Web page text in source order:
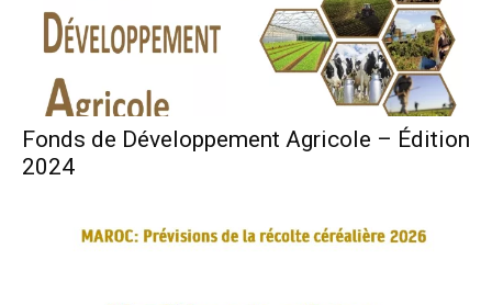
Fonds de Développement Agricole – Édition
2024